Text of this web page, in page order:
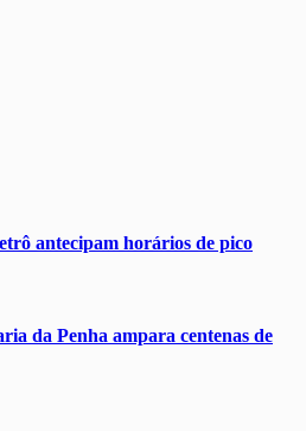
antecipam horários de pico
da Penha ampara centenas de